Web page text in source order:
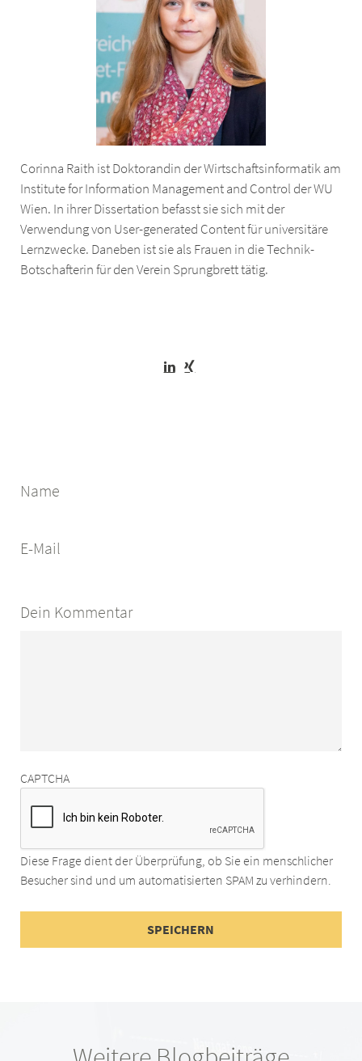
Corinna Raith ist Doktorandin der Wirtschaftsinformatik am
Institute for Information Management and Control der WU
Wien. In ihrer Dissertation befasst sie sich mit der
Verwendung von User-generated Content für universitäre
Lernzwecke. Daneben ist sie als Frauen in die Technik-
Botschafterin für den Verein Sprungbrett tätig.
Name
E-Mail
Dein Kommentar
CAPTCHA
Diese Frage dient der Überprüfung, ob Sie ein menschlicher
Besucher sind und um automatisierten SPAM zu verhindern.